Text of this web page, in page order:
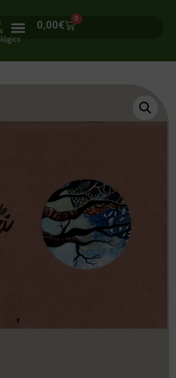
0,00€
0